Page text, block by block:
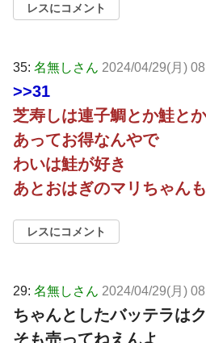
レスにコメント
35: 名無しさん 2024/04/29(月)
>>31
芝寿しは連子鯛とか鮭と
あってお得なんやで
わいは鮭が好き
あとおはぎのマリちゃん
レスにコメント
29: 名無しさん 2024/04/29(月)
ちゃんとしたバッテラは
そも売ってねえんよ